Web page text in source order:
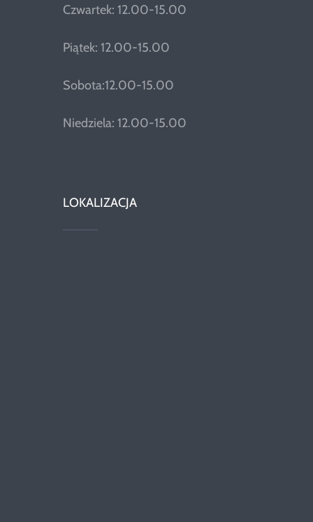
Czwartek: 12.00-15.00
Piątek: 12.00-15.00
Sobota:12.00-15.00
Niedziela: 12.00-15.00
LOKALIZACJA